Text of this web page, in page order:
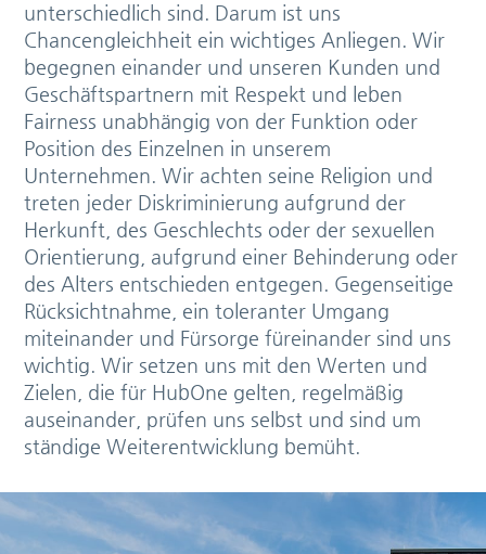
unterschiedlich sind. Darum ist uns
Chancengleichheit ein wichtiges Anliegen. Wir
begegnen einander und unseren Kunden und
Geschäftspartnern mit Respekt und leben
Fairness unabhängig von der Funktion oder
Position des Einzelnen in unserem
Unternehmen. Wir achten seine Religion und
treten jeder Diskriminierung aufgrund der
Herkunft, des Geschlechts oder der sexuellen
Orientierung, aufgrund einer Behinderung oder
des Alters entschieden entgegen. Gegenseitige
Rücksichtnahme, ein toleranter Umgang
miteinander und Fürsorge füreinander sind uns
wichtig. Wir setzen uns mit den Werten und
Zielen, die für HubOne gelten, regelmäßig
auseinander, prüfen uns selbst und sind um
ständige Weiterentwicklung bemüht.